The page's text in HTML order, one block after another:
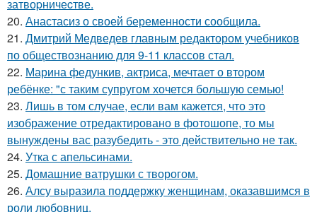
затвоpничеcтве.
20. Анастасиз о своей беременности сообщила.
21. Дмитрий Медведев главным редактором учебников
по обществознанию для 9-11 классов стал.
22. Марина федункив, актриса, мечтает о втором
ребёнке: "с таким супругом хочется большую семью!
23. Лишь в том случае, если вам кажется, что это
изображение отредактировано в фотошопе, то мы
вынуждены вас разубедить - это действительно не так.
24. Утка с апельсинами.
25. Домашние ватрушки с творогом.
26. Алсу выразила поддержку женщинам, оказавшимся в
роли любовниц.